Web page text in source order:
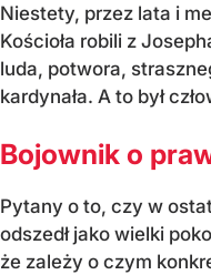
Niestety, przez lata i
Kościoła robili z
luda, potwora,
kardynała. A to był
Bojownik o
Pytany o to, czy w
odszedł jako wielki
że zależy o czym